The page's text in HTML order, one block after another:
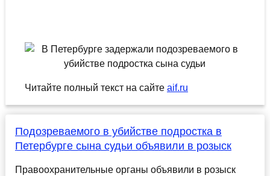
Читайте полный текст на сайте aif.ru
Подозреваемого в убийстве подростка в
Петербурге сына судьи объявили в розыск
Правоохранительные органы объявили в розыск